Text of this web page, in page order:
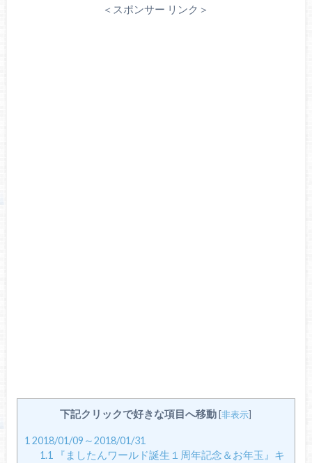
＜スポンサー リンク＞
下記クリックで好きな項目へ移動 [非表示]
1 2018/01/09～2018/01/31
1.1
『ましたんワールド誕生１周年記念＆お年玉』キ